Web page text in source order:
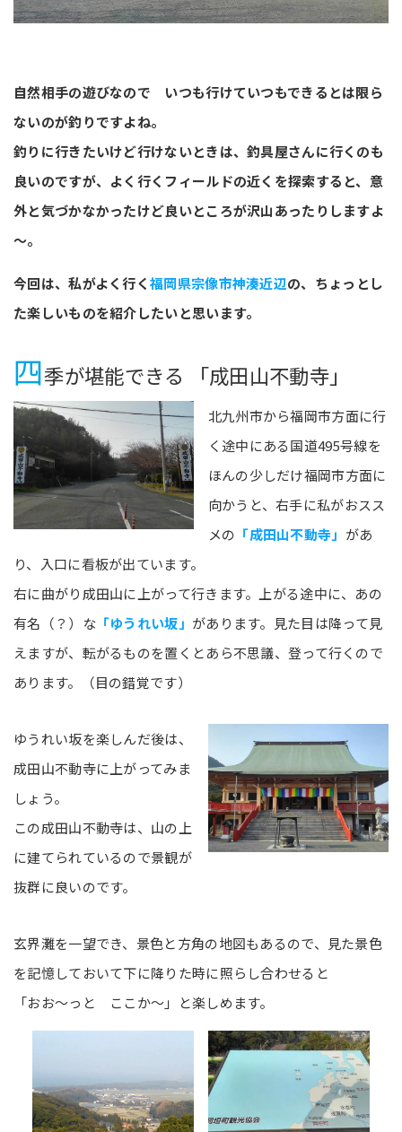
自然相手の遊びなので いつも行けていつもできるとは限ら
ないのが釣りですよね。
釣りに行きたいけど行けないときは、釣具屋さんに行くのも
良いのですが、よく行くフィールドの近くを探索すると、意
外と気づかなかったけど良いところが沢山あったりしますよ
～。
今回は、私がよく行く福岡県宗像市神湊近辺の、ちょっとし
た楽しいものを紹介したいと思います。
四季が堪能できる 「成田山不動寺」
北九州市から福岡市方面に行
く途中にある国道495号線を
ほんの少しだけ福岡市方面に
向かうと、右手に私がおスス
メの 「成田山不動寺」 があ
り、入口に看板が出ています。
右に曲がり成田山に上がって行きます。上がる途中に、あの
有名（？）な「ゆうれい坂」 があります。見た目は降って見
えますが、転がるものを置くとあら不思議、登って行くので
あります。（目の錯覚です）
ゆうれい坂を楽しんだ後は、
成田山不動寺に上がってみま
しょう。
この成田山不動寺は、山の上
に建てられているので景観が
抜群に良いのです。
玄界灘を一望でき、景色と方角の地図もあるので、見た景色
を記憶しておいて下に降りた時に照らし合わせると
「おお～っと ここか～」と楽しめます。